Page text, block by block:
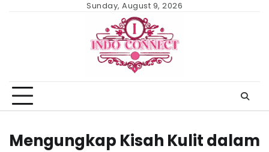
Sunday, August 9, 2026
Mengungkap Kisah Kulit dalam